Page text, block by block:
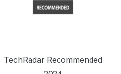
TechRadar Recommended